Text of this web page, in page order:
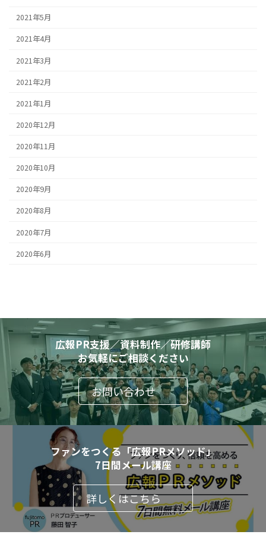
2021年5月
2021年4月
2021年3月
2021年2月
2021年1月
2020年12月
2020年11月
2020年10月
2020年9月
2020年8月
2020年7月
2020年6月
広報PR支援／資料制作／研修講師
お気軽にご相談ください
お問い合わせ
ファンをつくる「広報PRメソッド」
7日間メール講座
詳しくはこちら